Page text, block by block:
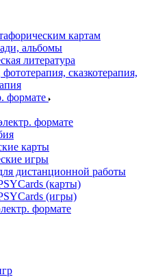
картам
альбомы
литература
сказкотерапия,
формате
формате
карты
игры
дистанционной работы
(карты)
(игры)
формате